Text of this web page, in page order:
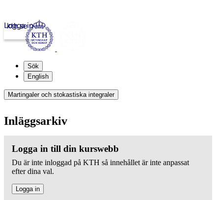
kth.se
Logga in
Sök
English
Martingaler och stokastiska integraler
Inläggsarkiv
Logga in till din kurswebb
Du är inte inloggad på KTH så innehållet är inte anpassat
efter dina val.
Logga in